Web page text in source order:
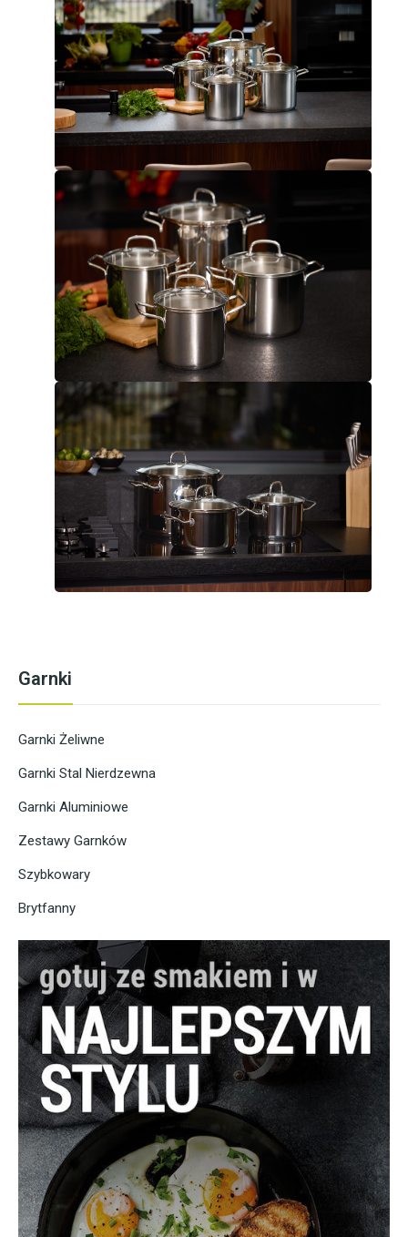
Garnki
Garnki Żeliwne
Garnki Stal Nierdzewna
Garnki Aluminiowe
Zestawy Garnków
Szybkowary
Brytfanny